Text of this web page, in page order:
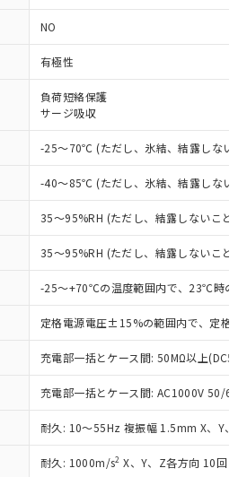
NO
有極性
負荷短絡保護
サージ吸収
-25～70℃ (ただし、氷結、結露しない
-40～85℃ (ただし、氷結、結露しない
35～95%RH (ただし、結露しないこと)
35～95%RH (ただし、結露しないこと)
-25～+70℃の温度範囲内で、23℃時の
定格電源電圧±15%の範囲内で、定格
充電部一括とケース間: 50MΩ以上
充電部一括とケース間: AC1000V 50/
耐久: 10～55Hz 複振幅 1.5mm X、Y、Z
耐久: 1000m/s2 X、Y、Z各方向 10回
読みいただき、同意のうえ
スは、当社制御機器事業取扱
社在庫状況および標準価格
提供させていただくもので
機器事業取扱商品の中には、
スの対象外となる商品もある
了承ください。
および標準価格照会結果は、
いる更新日時点での社内デー
き作成されるものであり、閲
EU RoHS指令（10物質）の
た製品が提供可能な商品で
RoHS指令（10物質）の非含
品に切り替える予定のある
EU RoHS指令（10物質）の
の商品で、対応品を出す予
EU RoHS指令（10物質）の
況を調査中または確認中の
センス料など無形物で、有
係のない商品です。
により、非含有部品として
有品と判明した場合などや
ることがあります。
下、 水銀(Hg) 1000ppm以下、 カド
表
質材料含有率が中国RoHSの
ることを示します。
質材料含有率が中国RoHSの
いることを示します。
です。当社販売部門へお問
の基準値 (GB/T26572)：
これら貴社製品のうち、外国
び外国貿易法に定める商品
制貨物等」という）を輸出
外への提供する場合は、日本